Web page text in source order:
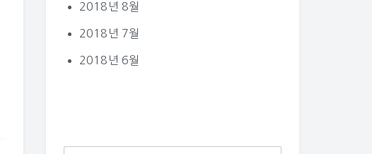
2018년 8월
2018년 7월
2018년 6월